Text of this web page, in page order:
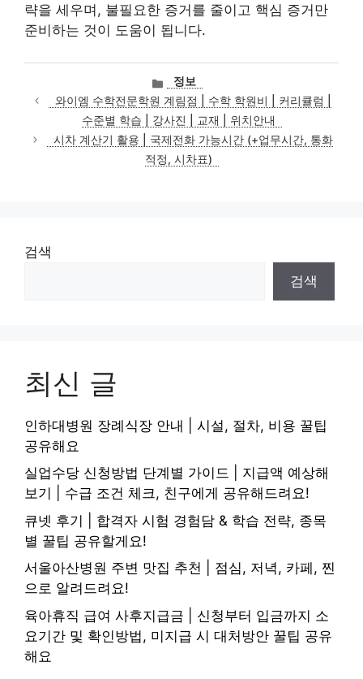
략을 세우며, 불필요한 증거를 줄이고 핵심 증거만
준비하는 것이 도움이 됩니다.
카
테
고
리
정보
와이엠 수학전문학원 계림점 | 수학 학원비 | 커리큘럼 |
수준별 학습 | 강사진 | 교재 | 위치안내
시차 계산기 활용 | 국제전화 가능시간 (+업무시간, 통화
적정, 시차표)
검색
검색
최신 글
인하대병원 장례식장 안내 | 시설, 절차, 비용 꿀팁
공유해요
실업수당 신청방법 단계별 가이드 | 지급액 예상해
보기 | 수급 조건 체크, 친구에게 공유해드려요!
큐넷 후기 | 합격자 시험 경험담 & 학습 전략, 종목
별 꿀팁 공유할게요!
서울아산병원 주변 맛집 추천 | 점심, 저녁, 카페, 찐
으로 알려드려요!
육아휴직 급여 사후지급금 | 신청부터 입금까지 소
요기간 및 확인방법, 미지급 시 대처방안 꿀팁 공유
해요